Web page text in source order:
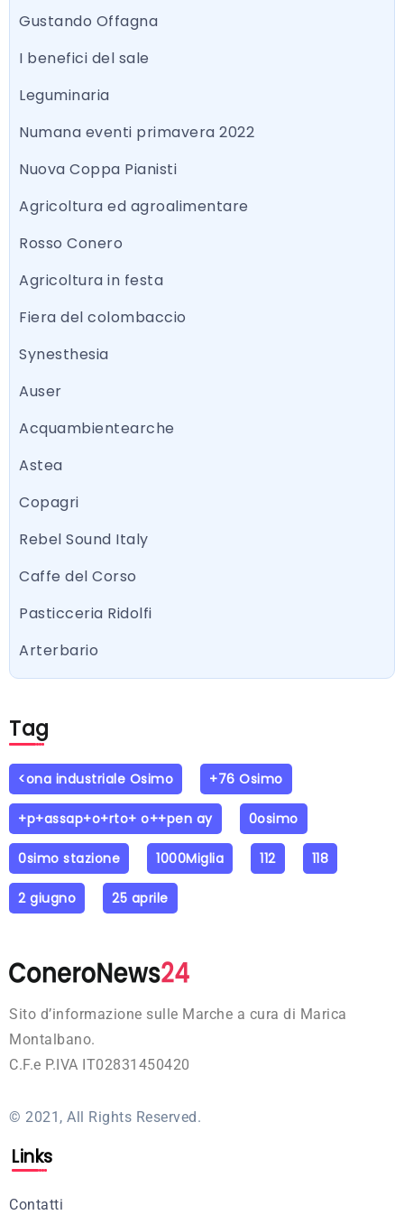
Gustando Offagna
I benefici del sale
Leguminaria
Numana eventi primavera 2022
Nuova Coppa Pianisti
Agricoltura ed agroalimentare
Rosso Conero
Agricoltura in festa
Fiera del colombaccio
Synesthesia
Auser
Acquambientearche
Astea
Copagri
Rebel Sound Italy
Caffe del Corso
Pasticceria Ridolfi
Arterbario
Tag
<ona industriale Osimo +76 Osimo
+p+assap+o+rto+ o++pen ay 0osimo
0simo stazione 1000Miglia 112 118
2 giugno 25 aprile
Sito d’informazione sulle Marche a cura di Marica
Montalbano.
C.F.e P.IVA IT02831450420
© 2021, All Rights Reserved.
Links
Contatti